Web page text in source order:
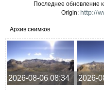
Последнее обновление
Origin: http://
Архив снимков
2026-08-06 08:34 2026-